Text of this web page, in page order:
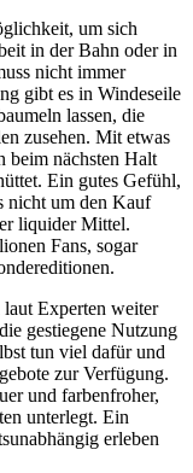
um sich
in der Bahn oder in
nicht immer
gibt es in Windeseile
lassen, die
zusehen. Mit etwas
beim nächsten Halt
Ein gutes Gefühl,
nicht um den Kauf
liquider Mittel.
Fans, sogar
Experten weiter
gestiegene Nutzung
tun viel dafür und
zur Verfügung.
und farbenfroher,
unterlegt. Ein
erleben